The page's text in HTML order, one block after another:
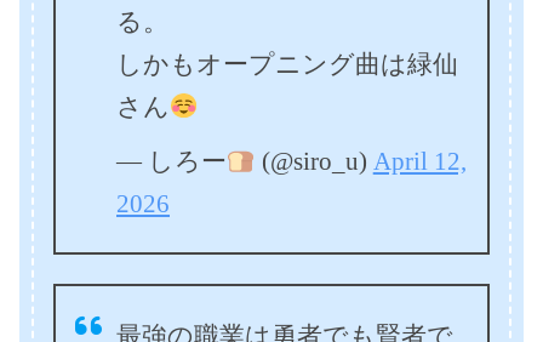
る。
しかもオープニング曲は緑仙
さん
— しろー
(@siro_u) April 12,
2026
最強の職業は勇者でも賢者で